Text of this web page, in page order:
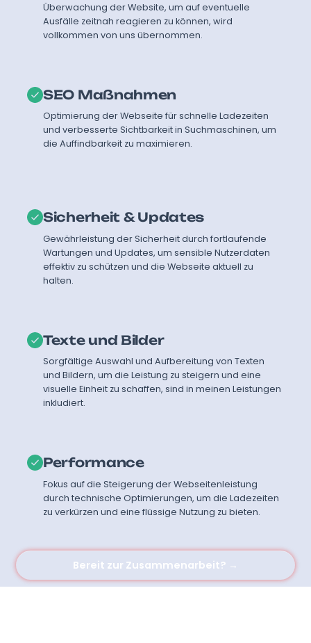
Überwachung der Website, um auf eventuelle
Ausfälle zeitnah reagieren zu können, wird
vollkommen von uns übernommen.
SEO Maßnahmen
Optimierung der Webseite für schnelle Ladezeiten
und verbesserte Sichtbarkeit in Suchmaschinen, um
die Auffindbarkeit zu maximieren.
Sicherheit & Updates
Gewährleistung der Sicherheit durch fortlaufende
Wartungen und Updates, um sensible Nutzerdaten
effektiv zu schützen und die Webseite aktuell zu
halten.
Texte und Bilder
Sorgfältige Auswahl und Aufbereitung von Texten
und Bildern, um die Leistung zu steigern und eine
visuelle Einheit zu schaffen, sind in meinen Leistungen
inkludiert.
Performance
Fokus auf die Steigerung der Webseitenleistung
durch technische Optimierungen, um die Ladezeiten
zu verkürzen und eine flüssige Nutzung zu bieten.
Bereit zur Zusammenarbeit? →